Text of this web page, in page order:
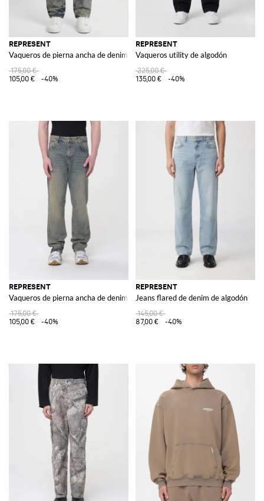
REPRESENT
Vaqueros de pierna ancha de denim de algodón usado
175,00 €
105,00 €
-40%
REPRESENT
Vaqueros utility de algodón
225,00 €
135,00 €
-40%
REPRESENT
Vaqueros de pierna ancha de denim de algodón usado
175,00 €
105,00 €
-40%
REPRESENT
Jeans flared de denim de algodón
145,00 €
87,00 €
-40%